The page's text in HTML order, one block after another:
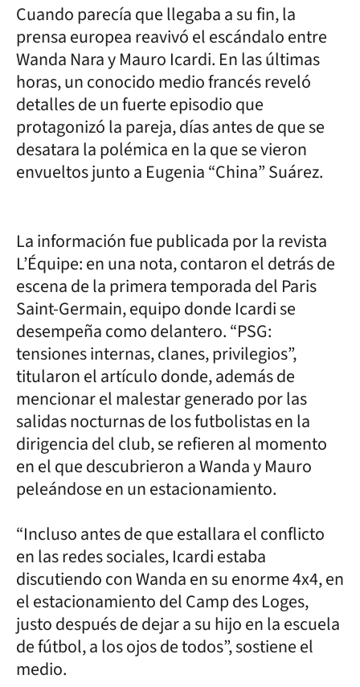
Cuando parecía que llegaba a su fin, la
prensa europea reavivó el escándalo entre
Wanda Nara y Mauro Icardi. En las últimas
horas, un conocido medio francés reveló
detalles de un fuerte episodio que
protagonizó la pareja, días antes de que se
desatara la polémica en la que se vieron
envueltos junto a Eugenia “China” Suárez.
La información fue publicada por la revista
L’Équipe: en una nota, contaron el detrás de
escena de la primera temporada del Paris
Saint-Germain, equipo donde Icardi se
desempeña como delantero. “PSG:
tensiones internas, clanes, privilegios”,
titularon el artículo donde, además de
mencionar el malestar generado por las
salidas nocturnas de los futbolistas en la
dirigencia del club, se refieren al momento
en el que descubrieron a Wanda y Mauro
peleándose en un estacionamiento.
“Incluso antes de que estallara el conflicto
en las redes sociales, Icardi estaba
discutiendo con Wanda en su enorme 4x4, en
el estacionamiento del Camp des Loges,
justo después de dejar a su hijo en la escuela
de fútbol, a los ojos de todos”, sostiene el
medio.